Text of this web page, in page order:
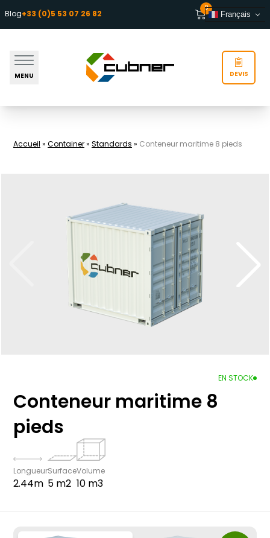
Aller au contenu
Blog+33 (0)5 53 07 26 82
0
Français
MENU DEVIS
Accueil» Container» Standards» Conteneur maritime 8 pieds
EN STOCK
Conteneur maritime 8
pieds
Longueur
2.44m
Surface
5 m2
Volume
10 m3